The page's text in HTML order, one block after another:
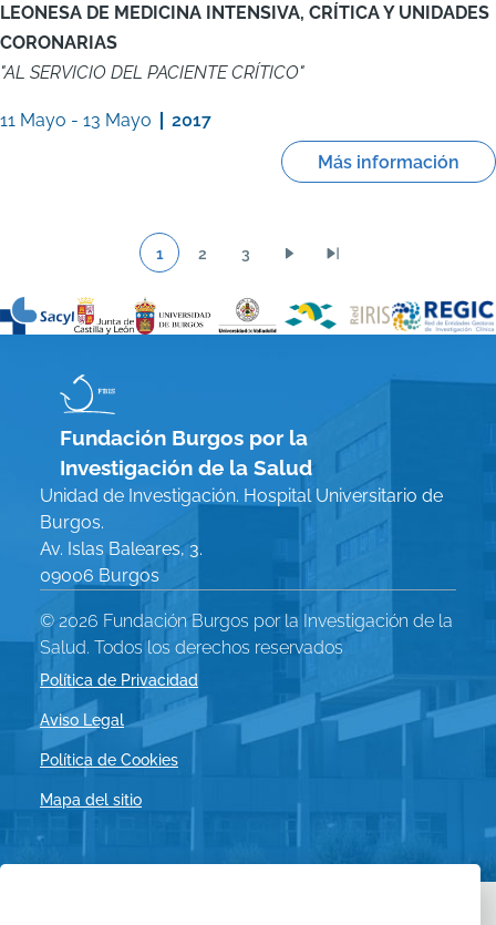
LEONESA DE MEDICINA INTENSIVA, CRÍTICA Y UNIDADES
CORONARIAS
"AL SERVICIO DEL PACIENTE CRÍTICO"
11 Mayo - 13 Mayo
2017
Más información
Página
1
Página
2
Página
3
página
Fundación Burgos por la
Investigación de la Salud
Unidad de Investigación. Hospital Universitario de
Burgos.
Av. Islas Baleares, 3.
09006 Burgos
© 2026 Fundación Burgos por la Investigación de la
Salud. Todos los derechos reservados
Menú
Legal
Política de Privacidad
Aviso Legal
Política de Cookies
Mapa del sitio